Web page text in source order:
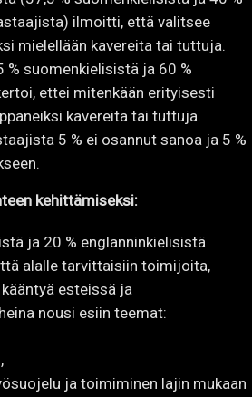
ilmoitti, että valitsee
mielellään kavereita tai tuttuja.
% suomenkielisistä ja 60 %
ettei mitenkään erityisesti
kavereita tai tuttuja.
5 % ei osannut sanoa ja 5 %
kehittämiseksi:
ja 20 % englanninkielisistä
alalle tarvittaisiin toimijoita,
esteissä ja
nousi esiin teemat:
ja toimiminen lajin mukaan